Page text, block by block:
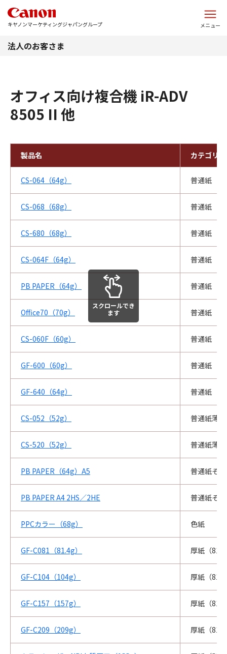
キヤノンマーケティングジャパングループ メニュー
法人のお客さま
オフィス向け複合機 iR-ADV
8505 II 他
製品名 カテゴリ
CS-064（64g） 普通紙
CS-068（68g） 普通紙
CS-680（68g） 普通紙
CS-064F（64g） 普通紙
PB PAPER（64g） 普通紙
Office70（70g） 普通紙
CS-060F（60g） 普通紙
GF-600（60g） 普通紙
GF-640（64g） 普通紙
CS-052（52g） 普通紙薄紙
CS-520（52g） 普通紙薄紙
PB PAPER（64g）A5 普通紙そ
PB PAPER A4 2HS／2HE 普通紙そ
PPCカラー（68g） 色紙
GF-C081（81.4g） 厚紙（
GF-C104（104g） 厚紙（
GF-C157（157g） 厚紙（
GF-C209（209g） 厚紙（
スクロールでき
ます